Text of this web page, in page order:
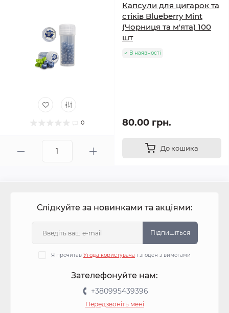
0
Капсули для цигарок та
стіків Blueberry Mint
(Чорниця та м'ята) 100
шт
В наявності
80.00 грн.
До кошика
Слідкуйте за новинками та акціями:
Підпишіться
Я прочитав Угода користувача і згоден з вимогами
Зателефонуйте нам:
+380995439396
Передзвоніть мені